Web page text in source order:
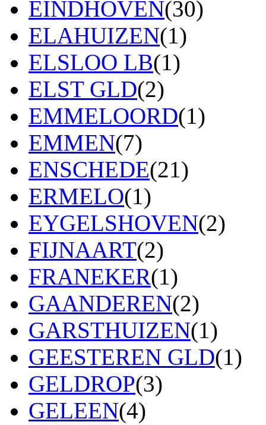
EINDHOVEN(30)
ELAHUIZEN(1)
ELSLOO LB(1)
ELST GLD(2)
EMMELOORD(1)
EMMEN(7)
ENSCHEDE(21)
ERMELO(1)
EYGELSHOVEN(2)
FIJNAART(2)
FRANEKER(1)
GAANDEREN(2)
GARSTHUIZEN(1)
GEESTEREN GLD(1)
GELDROP(3)
GELEEN(4)